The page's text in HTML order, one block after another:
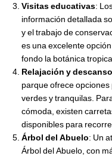
Visitas educativas:
información detallada
y el trabajo de
es una excelente
fondo la botánica
Relajación y descanso
parque ofrece
verdes y tranquilas.
cómoda, existen
disponibles para
Árbol del Abuelo: Un
Árbol del Abuelo, con